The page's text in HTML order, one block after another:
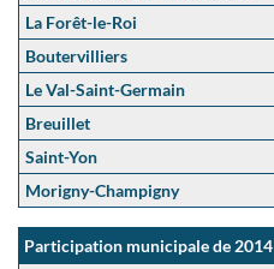
La Forêt-le-Roi
Boutervilliers
Le Val-Saint-Germain
Breuillet
Saint-Yon
Morigny-Champigny
Participation municipale de 2014